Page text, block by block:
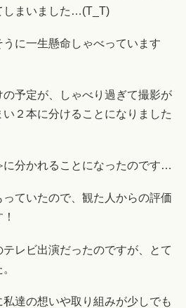
しまいました…(T_T)
に一生懸命しゃべっています
予定が、しゃべり過ぎて撮影が
２本に分けることになりました
分かれることになったのです…
ていたので、観た人からの評価
レビ出演だったのですが、とて
達の想いや取り組みが少しでも